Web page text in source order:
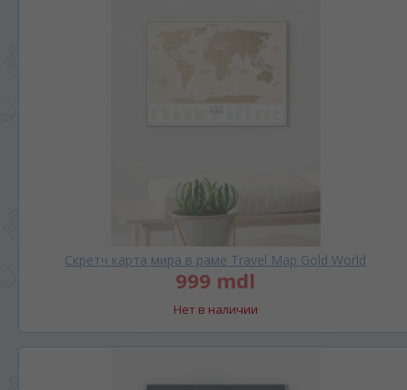
Скретч карта мира в раме Travel Map Gold World
999 mdl
Нет в наличии